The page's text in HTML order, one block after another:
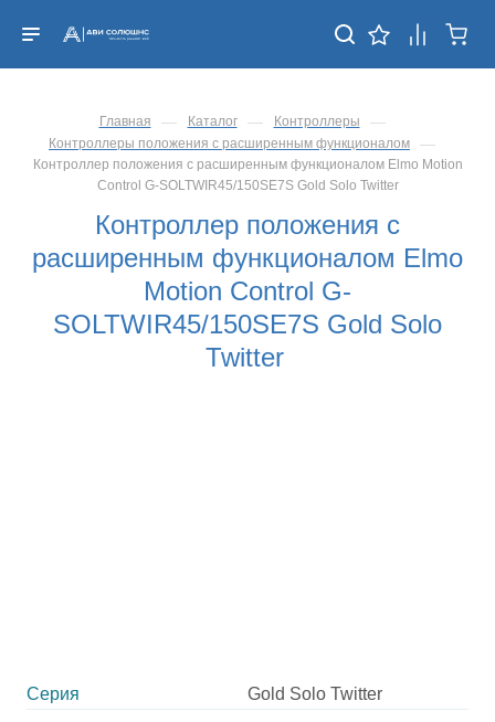
Главная — Каталог — Контроллеры —
Контроллеры положения с расширенным функционалом —
Контроллер положения с расширенным функционалом Elmo Motion
Control G-SOLTWIR45/150SE7S Gold Solo Twitter
Контроллер положения с
расширенным функционалом Elmo
Motion Control G-
SOLTWIR45/150SE7S Gold Solo
Twitter
Серия Gold Solo Twitter